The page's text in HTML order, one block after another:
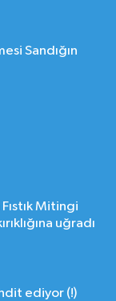
Sandığın
Mitingi
uğradı
ediyor (!)